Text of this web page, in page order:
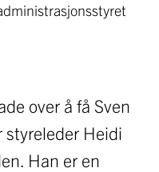
over å få Sven
styreleder Heidi
Han er en